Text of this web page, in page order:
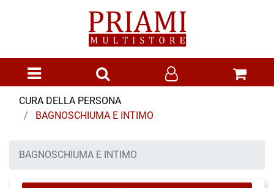
Open menu
CURA DELLA PERSONA
BAGNOSCHIUMA E INTIMO
BAGNOSCHIUMA E INTIMO